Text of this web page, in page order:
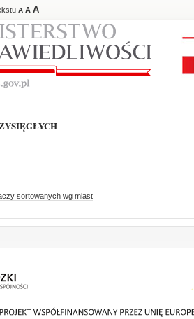
A A A
sortowanych wg miast